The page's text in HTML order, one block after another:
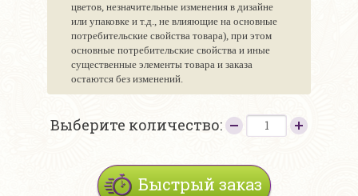
цветов, незначительные изменения в дизайне
или упаковке и т.д., не влияющие на основные
потребительские свойства товара), при этом
основные потребительские свойства и иные
существенные элементы товара и заказа
остаются без изменений.
Выберите количество:
Быстрый заказ